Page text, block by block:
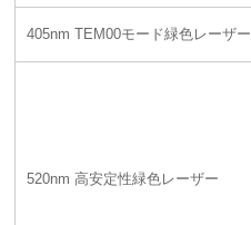
405nm TEM00モード緑色レーザー
520nm 高安定性緑色レーザー